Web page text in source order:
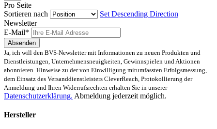
Pro Seite
Sortieren nach
Set Descending Direction
Newsletter
E-Mail*
Absenden
Ja, ich will den BVS-Newsletter mit Informationen zu neuen Produkten und
Dienstleistungen, Unternehmensneuigkeiten, Gewinnspielen und Aktionen
abonnieren. Hinweise zu der von Einwilligung mitumfassten Erfolgsmessung,
dem Einsatz des Versanddienstleisters CleverReach, Protokollierung der
Anmeldung und Ihren Widerrufsrechten erhalten Sie in unserer
Datenschutzerklärung. Abmeldung jederzeit möglich.
Hersteller